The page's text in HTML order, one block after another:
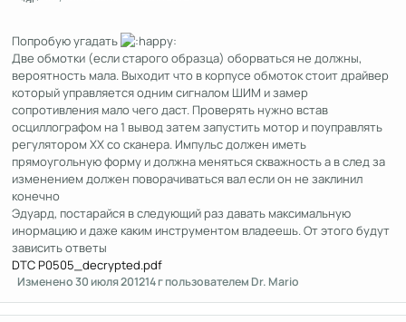
Попробую угадать
Две обмотки (если старого образца) оборваться не должны,
вероятность мала. Выходит что в корпусе обмоток стоит драйвер
который управляется одним сигналом ШИМ и замер
сопротивления мало чего даст. Проверять нужно встав
осциллографом на 1 вывод затем запустить мотор и поуправлять
регулятором ХХ со сканера. Импульс должен иметь
прямоугольную форму и должна меняться скважность а в след за
изменением должен поворачиваться вал если он не заклинил
конечно
Эдуард, постарайся в следующий раз давать максимальную
инормацию и даже каким инструментом владеешь. От этого будут
зависить ответы
DTC P0505_decrypted.pdf
Изменено30 июля 201214 гпользователем Dr. Mario